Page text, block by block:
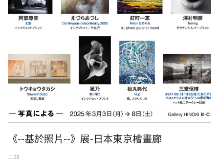
《--基於照片--》展-日本東京檜畫廊
二 28